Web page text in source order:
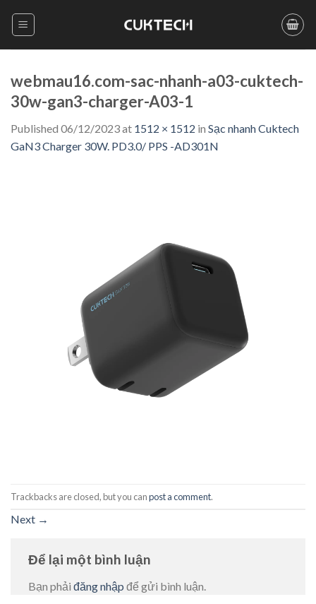
webmau16.com-sac-nhanh-a03-cuktech-
30w-gan3-charger-A03-1
Published 06/12/2023at 1512 × 1512 in Sạc nhanh Cuktech
GaN3 Charger 30W. PD3.0/ PPS -AD301N
Trackbacks are closed, but you canpost a comment.
Next →
Để lại một bình luận
Bạn phải đăng nhập để gửi bình luận.